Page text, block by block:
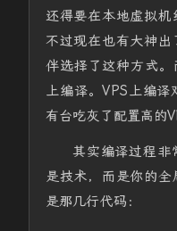
还得要在本地虚拟机
不过现在也有大神
伴选择了这种方式
上编译。VPS上编
有台吃灰了配置高的
其实编译过程非
是技术，而是你的
是那几行代码：